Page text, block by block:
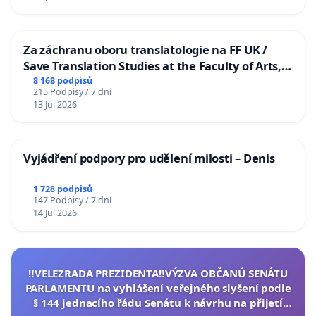
Za záchranu oboru translatologie na FF UK /
Save Translation Studies at the Faculty of Arts,
Charles University
8 168 podpisů
215 Podpisy / 7 dní
13 Jul 2026
Vyjádření podpory pro udělení milosti – Denis
1 728 podpisů
147 Podpisy / 7 dní
14 Jul 2026
‼️VELEZRADA PREZIDENTA‼️VÝZVA OBČANŮ SENÁTU
PARLAMENTU na vyhlášení veřejného slyšení podle
§ 144 jednacího řádu Senátu k návrhu na přijetí